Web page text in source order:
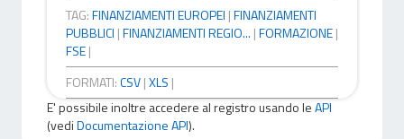
TAG:FINANZIAMENTI EUROPEI |FINANZIAMENTI
PUBBLICI |FINANZIAMENTI REGIO... |FORMAZIONE|
FSE|
FORMATI:CSV|XLS |
E' possibile inoltre accedere al registro usando leAPI
(vediDocumentazione API).